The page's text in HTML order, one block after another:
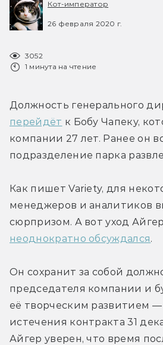
Кот-император
26 февраля 2020 г.
3052
1 минута на чтение
перейдёт к Бобу Чапеку,
компании 27 лет. Ранее он
подразделение парка
Как пишет Variety, для
менеджеров и аналитиков
неоднократно обсуждался.
Он сохранит за собой
председателя компании и
её творческим развитием
истечения контракта 31
Айгер уверен, что время